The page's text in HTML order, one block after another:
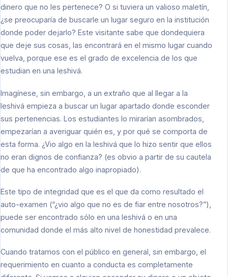
dinero que no les pertenece? O si tuviera un valioso maletín,
¿se preocuparía de buscarle un lugar seguro en la institución
donde poder dejarlo? Este visitante sabe que dondequiera
que deje sus cosas, las encontrará en el mismo lugar cuando
vuelva, porque ese es el grado de excelencia de los que
estudian en una Ieshivá.
Imagínese, sin embargo, a un extraño que al llegar a la
Ieshivá empieza a buscar un lugar apartado donde esconder
sus pertenencias. Los estudiantes lo mirarían asombrados,
empezarían a averiguar quién es, y por qué se comporta de
esta forma. ¿Vio algo en la Ieshivá que lo hizo sentir que ellos
no eran dignos de confianza? (es obvio a partir de su cautela
de que ha encontrado algo inapropiado).
Este tipo de integridad que es el que da como resultado el
auto-examen (“¿vio algo que no es de fiar entre nosotros?”),
puede ser encontrado sólo en una Ieshivá o en una
comunidad donde el más alto nivel de honestidad prevalece.
Cuando tratamos con el público en general, sin embargo, el
requerimiento en cuanto a conducta es completamente